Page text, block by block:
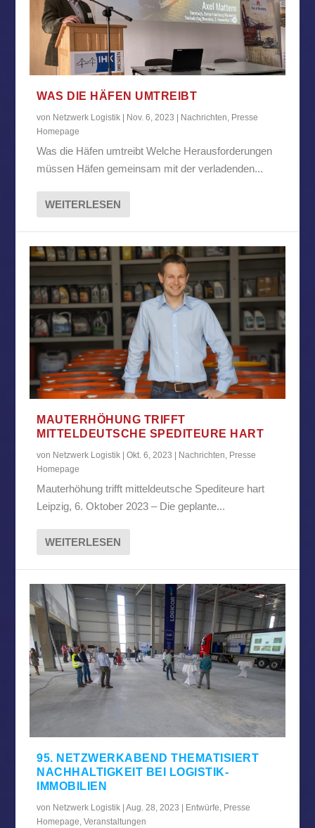
WAS DIE HÄFEN UMTREIBT
von Netzwerk Logistik | Nov. 6, 2023 | Nachrichten Presse
Homepage
Was die Häfen umtreibt Welche Herausforderungen
müssen Häfen gemeinsam mit der verladenden...
WEITERLESEN
MAUTERHÖHUNG TRIFFT
MITTELDEUTSCHE SPEDITEURE HART
von Netzwerk Logistik |Okt. 6, 2023 Nachrichten, Presse
Homepage
Mauterhöhung trifft mitteldeutsche Spediteure hart
Leipzig, 6. Oktober 2023 – Die geplante...
WEITERLESEN
95. NETZWERKABEND THEMATISIERT
NACHHALTIGKEIT BEI LOGISTIK-
IMMOBILIEN
von Netzwerk Logistik |Aug. 28, 2023 Entwürfe, Presse
Homepage,Veranstaltungen